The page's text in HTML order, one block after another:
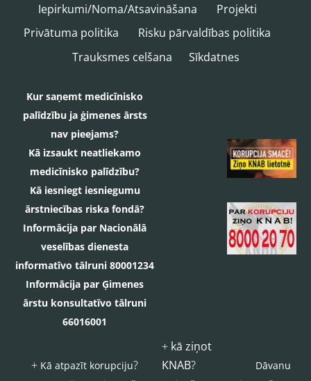
Iepirkumi/Noma/Atsavināšana
Projekti
Privātuma politika
Risku pārvaldības politika
Trauksmes celšana
Sīkdatnes
Kur saņemt medicīnisko
palīdzību ja ģimenes ārsts
nav pieejams?
Kā izsaukt neatliekamo
medicīnisko palīdzību?
Kā iesniegt iesniegumu
ārstniecības riska fondā?
Informācija par Nacionālā
veselības dienesta
informatīvo tālruni 80001234
Informācija par Ģimenes
ārstu konsultatīvo tālruni
66016001
+ Kā atpazīt korupciju?
+ kā ziņot
KNAB?
Dāvanu